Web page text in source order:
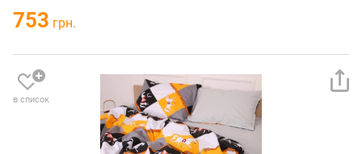
753 грн.
в список